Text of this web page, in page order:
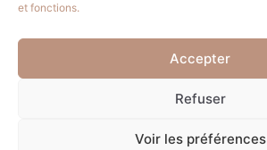
et fonctions.
Accepter
Refuser
Voir les préférences
06 68 23 86 98